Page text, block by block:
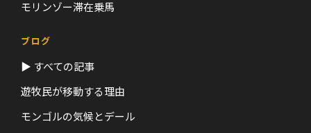
モリンゾー滞在乗馬
ブログ
▶ すべての記事
遊牧民が移動する理由
モンゴルの気候とデール